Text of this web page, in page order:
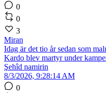
0
0
3
Miran
Idag är det tio år sedan som
Kardo blev martyr under
Şehîd namirin
8/3/2026, 9:28:14 AM
0